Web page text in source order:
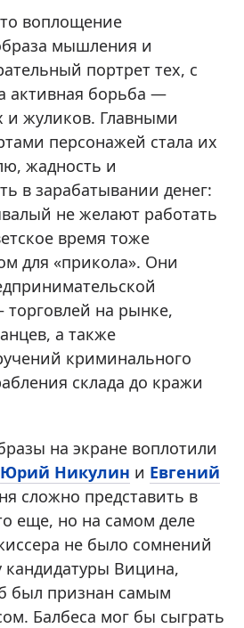
воплощение
мышления и
портрет тех, с
активная борьба —
и жуликов. Главными
персонажей стала их
жадность и
в зарабатывании денег:
не желают работать
время тоже
для «прикола». Они
на рынке,
а также
криминального
склада до кражи
на экране воплотили
Юрий Никулин и Евгений
сложно представить в
еще, но на самом деле
не было сомнений
кандидатуры Вицина,
был признан самым
Балбеса мог бы сыграть